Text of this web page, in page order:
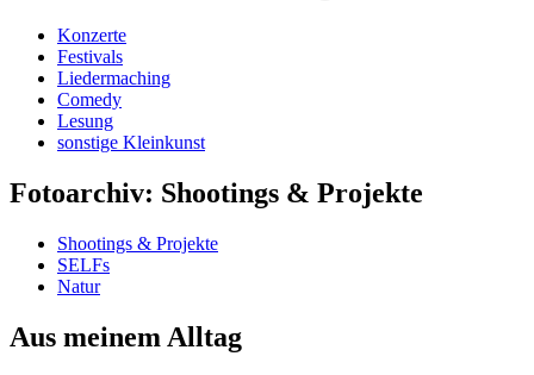
Konzerte
Festivals
Liedermaching
Comedy
Lesung
sonstige Kleinkunst
Fotoarchiv: Shootings & Projekte
Shootings & Projekte
SELFs
Natur
Aus meinem Alltag